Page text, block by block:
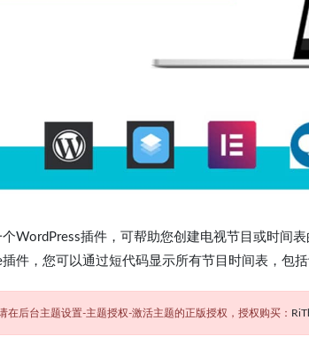
个WordPress插件，可帮助您创建电视节目或时间
插件，您可以通过短代码显示所有节目时间表，包
在后台主题设置-主题授权-激活主题的正版授权，授权购买：